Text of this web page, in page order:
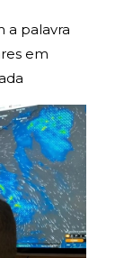
a palavra
em